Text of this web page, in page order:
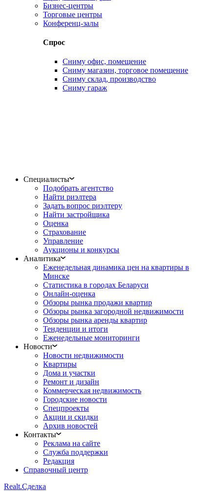
Бизнес-центры
Торговые центры
Конференц-залы
Спрос
Сниму офис, помещение
Сниму магазин, торговое помещение
Сниму склад, производство
Сниму гараж
Специалисты
Подобрать агентство
Найти риэлтера
Задать вопрос риэлтеру
Найти застройщика
Оценка
Страхование
Управление
Аукционы и конкурсы
Аналитика
Еженедельная динамика цен на квартиры в
Минске
Статистика в городах Беларуси
Онлайн-оценка
Обзоры рынка продажи квартир
Обзоры рынка загородной недвижимости
Обзоры рынка аренды квартир
Тенденции и итоги
Еженедельные мониторинги
Новости
Новости недвижимости
Квартиры
Дома и участки
Ремонт и дизайн
Коммерческая недвижимость
Городские новости
Спецпроекты
Акции и скидки
Архив новостей
Контакты
Реклама на сайте
Служба поддержки
Редакция
Справочный центр
Realt.Сделка